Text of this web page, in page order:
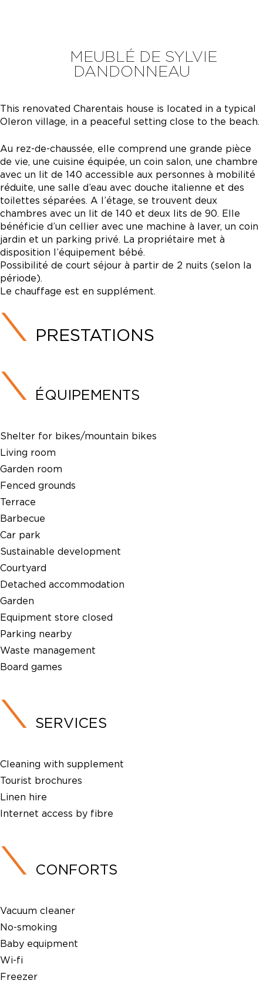
MEUBLÉ DE SYLVIE
DANDONNEAU
This renovated Charentais house is located in a typical
Oleron village, in a peaceful setting close to the beach.
Au rez-de-chaussée, elle comprend une grande pièce
de vie, une cuisine équipée, un coin salon, une chambre
avec un lit de 140 accessible aux personnes à mobilité
réduite, une salle d’eau avec douche italienne et des
toilettes séparées. A l’étage, se trouvent deux
chambres avec un lit de 140 et deux lits de 90. Elle
bénéficie d’un cellier avec une machine à laver, un coin
jardin et un parking privé. La propriétaire met à
disposition l’équipement bébé.
Possibilité de court séjour à partir de 2 nuits (selon la
période).
Le chauffage est en supplément.
PRESTATIONS
ÉQUIPEMENTS
Shelter for bikes/mountain bikes
Living room
Garden room
Fenced grounds
Terrace
Barbecue
Car park
Sustainable development
Courtyard
Detached accommodation
Garden
Equipment store closed
Parking nearby
Waste management
Board games
SERVICES
Cleaning with supplement
Tourist brochures
Linen hire
Internet access by fibre
CONFORTS
Vacuum cleaner
No-smoking
Baby equipment
Wi-fi
Freezer